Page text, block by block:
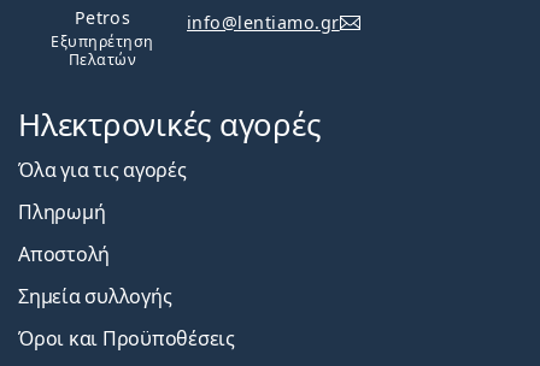
Petros
Εξυπηρέτηση
Πελατών
info@lentiamo.gr
Ηλεκτρονικές αγορές
Όλα για τις αγορές
Πληρωμή
Αποστολή
Σημεία συλλογής
Όροι και Προϋποθέσεις